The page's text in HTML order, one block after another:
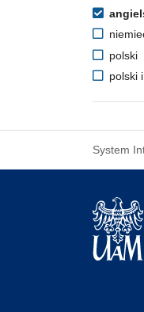
polski
polski
System